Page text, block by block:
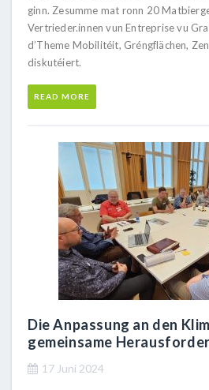
ginn. Zesumme mat ronn 20
Vertrieder.innen vun Entreprise vu
d’Theme Mobilitéit, Gréngflächen,
diskutéiert.
READ MORE
Die Anpassung an den
gemeinsame
17 Juni 2024